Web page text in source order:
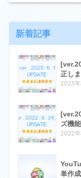
新着記事
正しま
2023
ズ機
2022
単作成